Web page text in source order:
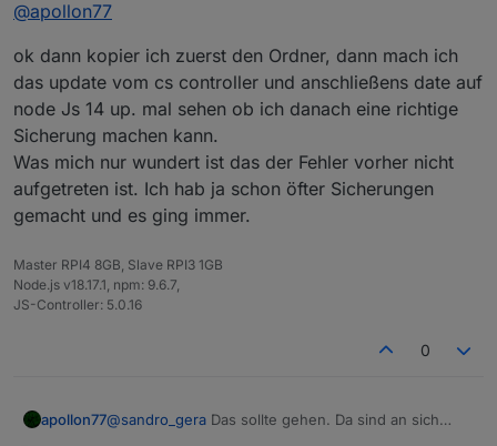
@apollon77
ok dann kopier ich zuerst den Ordner, dann mach ich
das update vom cs controller und anschließens date auf
node Js 14 up. mal sehen ob ich danach eine richtige
Sicherung machen kann.
Was mich nur wundert ist das der Fehler vorher nicht
aufgetreten ist. Ich hab ja schon öfter Sicherungen
gemacht und es ging immer.
Master RPI4 8GB, Slave RPI3 1GB
Node.js v18.17.1, npm: 9.6.7,
JS-Controller: 5.0.16
0
apollon77@sandro_gera Das sollte gehen. Da sind an sich